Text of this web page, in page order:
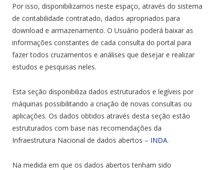
Por isso, disponibilizamos neste espaço, através do sistema
de contabilidade contratado, dados apropriados para
download e armazenamento. O Usuário poderá baixar as
informações constantes de cada consulta do portal para
fazer todos cruzamentos e análises que desejar e realizar
estudos e pesquisas neles.
Esta seção disponibiliza dados estruturados e legíveis por
máquinas possibilitando a criação de novas consultas ou
aplicações. Os dados obtidos através desta seção estão
estruturados com base nas recomendações da
Infraestrutura Nacional de dados abertos – INDA.
Na medida em que os dados abertos tenham sido